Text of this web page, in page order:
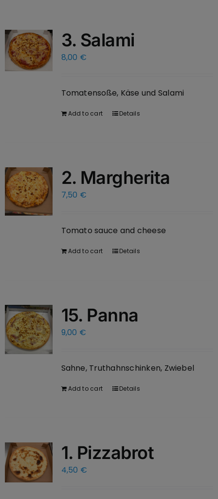
3. Salami
8,00 €
Tomatensoße, Käse und Salami
Add to cart Details
2. Margherita
7,50 €
Tomato sauce and cheese
Add to cart Details
15. Panna
9,00 €
Sahne, Truthahnschinken, Zwiebel
Add to cart Details
1. Pizzabrot
4,50 €